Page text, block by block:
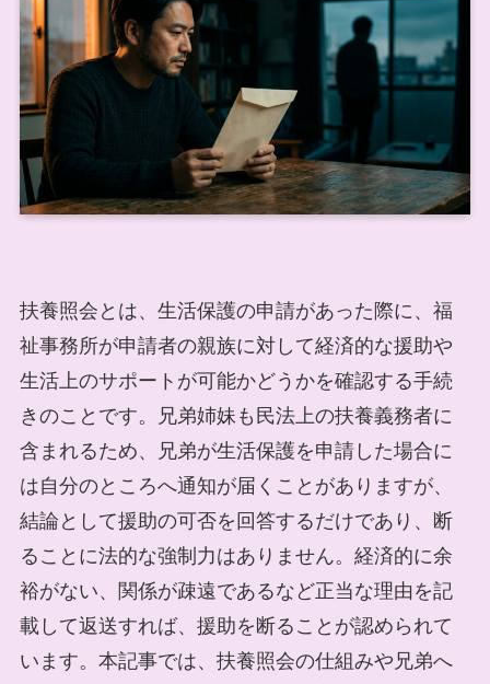
扶養照会とは、生活保護の申請があった際に、福
祉事務所が申請者の親族に対して経済的な援助や
生活上のサポートが可能かどうかを確認する手続
きのことです。兄弟姉妹も民法上の扶養義務者に
含まれるため、兄弟が生活保護を申請した場合に
は自分のところへ通知が届くことがありますが、
結論として援助の可否を回答するだけであり、断
ることに法的な強制力はありません。経済的に余
裕がない、関係が疎遠であるなど正当な理由を記
載して返送すれば、援助を断ることが認められて
います。本記事では、扶養照会の仕組みや兄弟へ